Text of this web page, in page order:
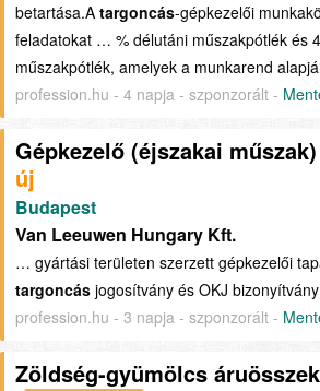
betartása.A targoncás-gépkezelői
feladatokat … % délutáni műszakpótlék és
műszakpótlék, amelyek a munkarend
profession.hu - 4 napja - szponzorált -
Gépkezelő (éjszakai műszak)
új
Budapest
Van Leeuwen Hungary Kft.
… gyártási területen szerzett gépkezelői
targoncás jogosítvány és OKJ
profession.hu - 3 napja - szponzorált -
Zöldség-gyümölcs